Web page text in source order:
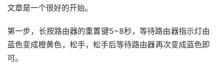
文章是一个很好的开始。
第一步，长按路由器的重置键5~8秒，等待路由器指示灯由
蓝色变成橙黄色，松手，松手后等待路由器再次变成蓝色即
可。